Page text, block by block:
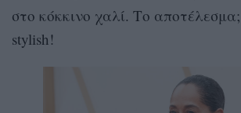
στο κόκκινο χαλί. Το
stylish!